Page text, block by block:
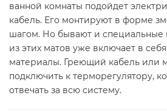
ванной комнаты подойдет
кабель. Его монтируют в форме
шагом. Но бывают и специальные
из этих матов уже включает в
материалы. Греющий кабель или
подключить к терморегулятору,
отвечать за всю систему.